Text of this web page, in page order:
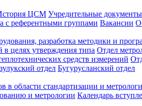
ЦСМ Учредительные документы
с референтными группами Вакансии
разработка методики и
целях утверждения типа Отдел
средств измерений
отдел Бугурусланский отдел
в области стандартизации и
и метрологии Календарь